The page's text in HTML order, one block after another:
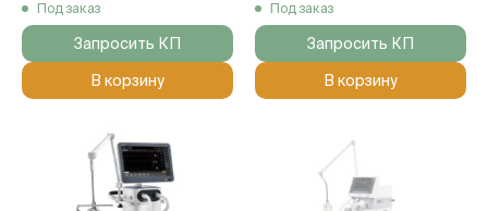
Под заказ
Запросить КП
В корзину
Под заказ
Запросить КП
В корзину